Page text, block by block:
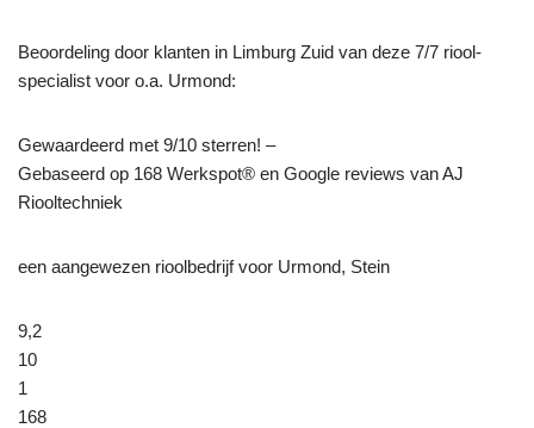
Beoordeling door klanten in Limburg Zuid van deze 7/7 riool-
specialist voor o.a. Urmond:
Gewaardeerd met 9/10 sterren! –
Gebaseerd op 168 Werkspot® en Google reviews van AJ
Riooltechniek
een aangewezen rioolbedrijf voor Urmond, Stein
9,2
10
1
168